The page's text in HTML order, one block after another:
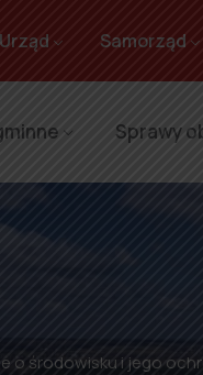
Urząd Samorząd
Sprawy
środowisku i jego